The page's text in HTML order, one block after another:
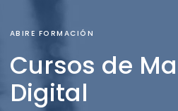
ABIRE FORMACIÓN
Cursos de
Digital